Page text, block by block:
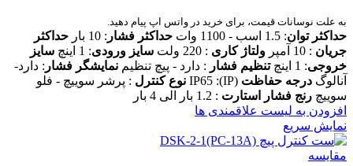
به علت نوسانات قیمت، برای خرید در واتس اپ پیام دهید.
حداکثر توا ن: 1.5 اسب - 1100 وات حداکثر فشار : 10 بار
حداکثر
جریان : 10 آمپر ولتاژ کاری : 220 ولت سایز ورودی: 1 اینچ
سایز
خروجی: 1 اینچ تنظیم فشار : دارد - پیچ تنظیم نمایشگر فشار : دارد-
آنالوگ درجه حفاظت (IP): IP65 نوع کنترل : پرشر سوییچ - فلو
سوییچ رنج فشار استارت : 1.2 بار الی 4 بار
افزودن به لیست علاقمندی ها
نمایش سریع
مقایسه